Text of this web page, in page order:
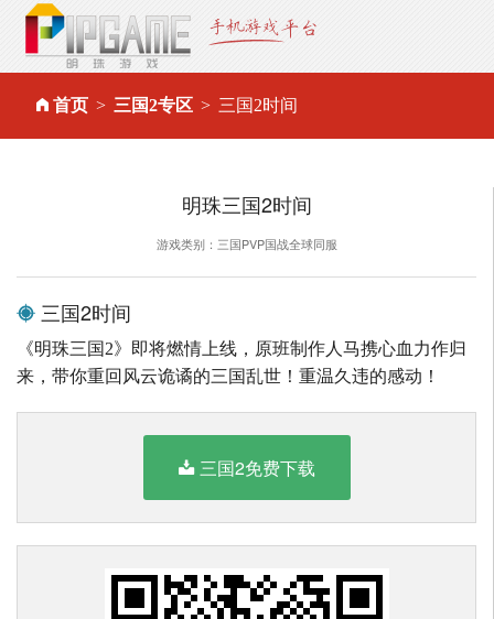
首页 三国2专区 三国2时间
明珠三国2时间
游戏类别：三国PVP国战全球同服
三国2时间
《明珠三国2》即将燃情上线，原班制作人马携心血力作归
来，带你重回风云诡谲的三国乱世！重温久违的感动！
三国2免费下载